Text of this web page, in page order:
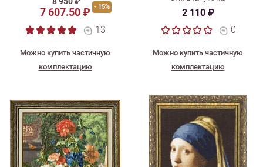
7 607.50 ₽ - 15%
13
Можно купить частичную
комплектацию
2 110 ₽
0
Можно купить частичную
комплектацию